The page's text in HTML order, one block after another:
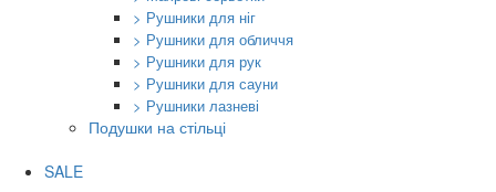
> Рушники для ніг
> Рушники для обличчя
> Рушники для рук
> Рушники для сауни
> Рушники лазневі
Подушки на стільці
SALE